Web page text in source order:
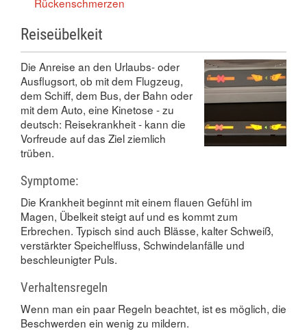
Reiseübelkeit
Die Anreise an den Urlaubs- oder
Ausflugsort, ob mit dem Flugzeug,
dem Schiff, dem Bus, der Bahn oder
mit dem Auto, eine Kinetose - zu
deutsch: Reisekrankheit - kann die
Vorfreude auf das Ziel ziemlich
trüben.
Symptome:
Die Krankheit beginnt mit einem flauen Gefühl im
Magen, Übelkeit steigt auf und es kommt zum
Erbrechen. Typisch sind auch Blässe, kalter Schweiß,
verstärkter Speichelfluss, Schwindelanfälle und
beschleunigter Puls.
Verhaltensregeln
Wenn man ein paar Regeln beachtet, ist es möglich, die
Beschwerden ein wenig zu mildern.